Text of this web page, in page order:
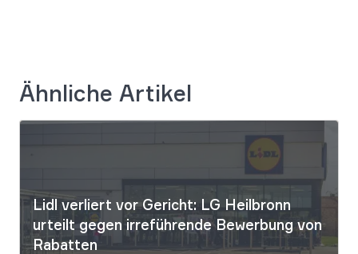
Ähnliche Artikel
Lidl verliert vor Gericht: LG Heilbronn
urteilt gegen irreführende Bewerbung von
Rabatten